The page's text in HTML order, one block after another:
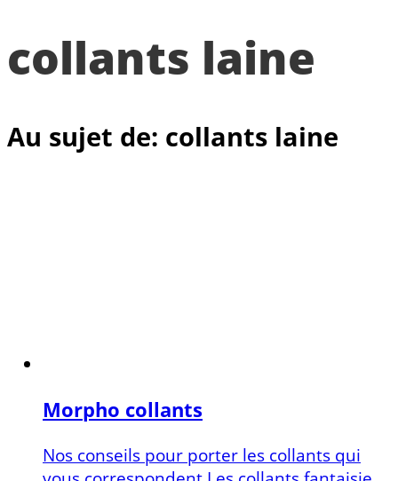
collants laine
Au sujet de: collants laine
Morpho collants
Nos conseils pour porter les collants qui